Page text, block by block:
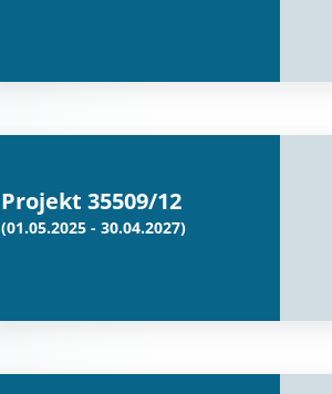
Projekt 35509/12
(01.05.2025 - 30.04.2027)